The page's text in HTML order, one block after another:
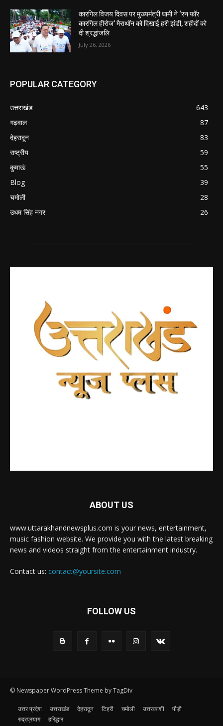
कारगिल विजय दिवस पर मुख्यमंत्री धामी ने ‘रन फॉर
कारगिल हीरोज’ मैराथॉन को दिखाई हरी झंडी, शहीदों को
दी श्रद्धांजलि
July 26, 2026
POPULAR CATEGORY
उत्तराखंड
643
गढ़वाल
87
देहरादून
83
राष्ट्रीय
59
कुमाऊं
55
Blog
39
चमोली
28
उधम सिंह नगर
26
ABOUT US
www.uttarakhandnewsplus.com is your news, entertainment,
music fashion website. We provide you with the latest breaking
news and videos straight from the entertainment industry.
Contact us: contact@yoursite.com
FOLLOW US
© Newspaper WordPress Theme by TagDiv
उत्तर प्रदेश उत्तराखंड देहरादून टिहरी चमोली उत्तरकाशी
पौड़ी
रुद्रप्रयाग
हरिद्धार